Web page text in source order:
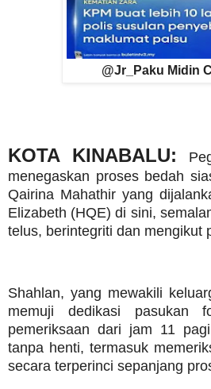
@Jr_Paku Midin
KOTA KINABALU:
menegaskan proses bedah
Qairina Mahathir yang
Elizabeth (HQE) di sini,
telus, berintegriti dan mengikut
Shahlan, yang mewakili
memuji dedikasi pasukan
pemeriksaan dari jam 11
tanpa henti, termasuk
secara terperinci sepanjang